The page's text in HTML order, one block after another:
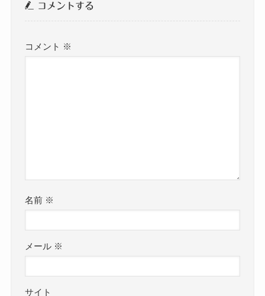
コメントする
コメント ※
名前 ※
メール ※
サイト